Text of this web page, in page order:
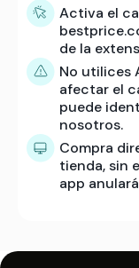
Activa el
de la
No utilices
afectar el
puede
nosotros.
Compra
tienda, sin
app